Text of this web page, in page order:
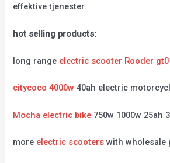
effektive tjenester.
hot selling products:
long range electric scooter Rooder
citycoco 4000w 40ah electric
Mocha electric bike 750w 1000w 25ah
more electric scooters with wholesale